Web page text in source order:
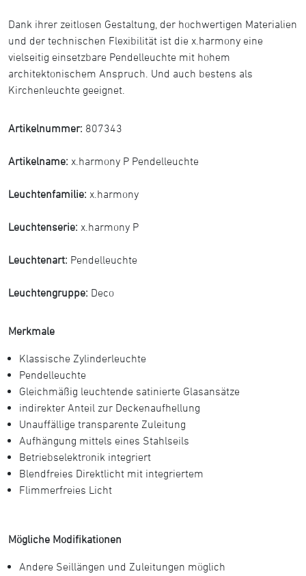
Dank ihrer zeitlosen Gestaltung, der hochwertigen Materialien
und der technischen Flexibilität ist die x.harmony eine
vielseitig einsetzbare Pendelleuchte mit hohem
architektonischem Anspruch. Und auch bestens als
Kirchenleuchte geeignet.
Artikelnummer: 807343
Artikelname: x.harmony P Pendelleuchte
Leuchtenfamilie: x.harmony
Leuchtenserie: x.harmony P
Leuchtenart: Pendelleuchte
Leuchtengruppe: Deco
Merkmale
Klassische Zylinderleuchte
Pendelleuchte
Gleichmäßig leuchtende satinierte Glasansätze
indirekter Anteil zur Deckenaufhellung
Unauffällige transparente Zuleitung
Aufhängung mittels eines Stahlseils
Betriebselektronik integriert
Blendfreies Direktlicht mit integriertem
Flimmerfreies Licht
Mögliche Modifikationen
Andere Seillängen und Zuleitungen möglich